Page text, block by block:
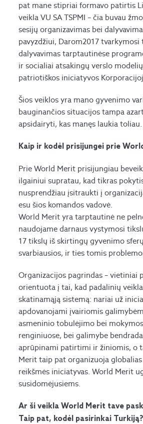
pat mane stipriai formavo patirtis
veikla VU SA TSPMI – čia buvau
sesijų organizavimas bei
pavyzdžiui, Darom2017 tvarkymosi
dalyvavimas tarptautinėse
ir socialiai atsakingų verslo
patriotiškos iniciatyvos
Šios veiklos yra mano gyvenimo
bauginančios situacijos tampa
apsidairyti, kas manęs laukia
Kaip ir kodėl prisijungei prie
Prie World Merit prisijungiau
ilgainiui supratau, kad tikras
nusprendžiau įsitraukti į
esu šios komandos vadovė.
World Merit yra tarptautinė ne
naudojame darnaus vystymosi
17 tikslų iš skirtingų gyvenimo
svarbiausios, ir ties tomis
Organizacijos pagrindas – vietiniai
orientuota į tai, kad padalinių
skatinamąją sistemą: nariai už
apdovanojami įvairiomis
asmeninio tobulėjimo bei
renginiuose, bei galimybe
aprūpinami patirtimi ir žiniomis, o
Merit taip pat organizuoja
reikšmės iniciatyvas. World Merit
susidomėjusiems.
Ar ši veikla World Merit tave
Taip pat, kodėl pasirinkai Turkiją?